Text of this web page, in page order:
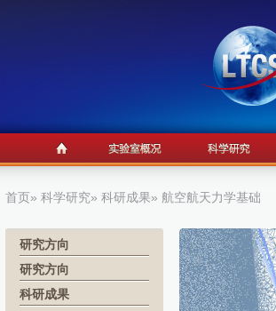
首页» 科学研究» 科研成果» 航空航天力学基础
研究方向
研究方向
科研成果